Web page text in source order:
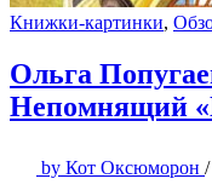
Книжки-картинки,
Ольга
Непомнящий
by Кот Оксюморон /